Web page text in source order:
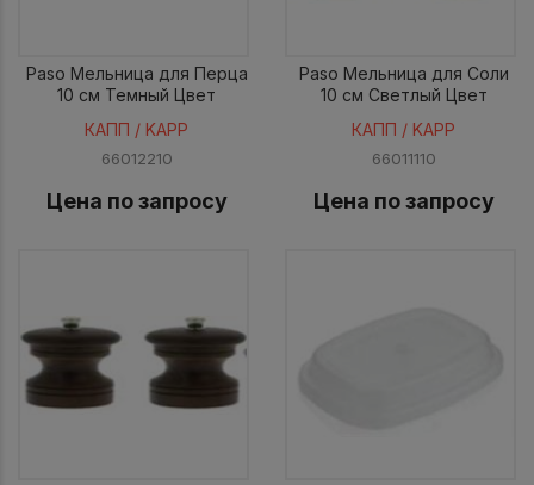
Paso Мельница для Перца
10 см Темный Цвет
КАПП / KAPP
66012210
Цена по запросу
Paso Мельница для Соли
10 см Светлый Цвет
КАПП / KAPP
66011110
Цена по запросу